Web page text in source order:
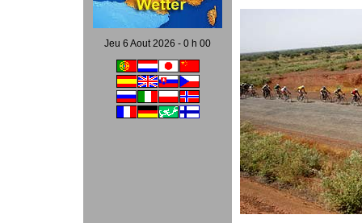
Jeu 6 Aout 2026 - 0 h 00